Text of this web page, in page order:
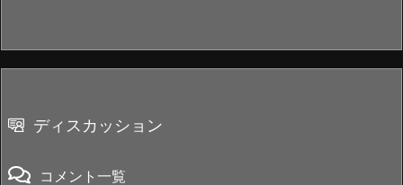
ディスカッション
コメント一覧